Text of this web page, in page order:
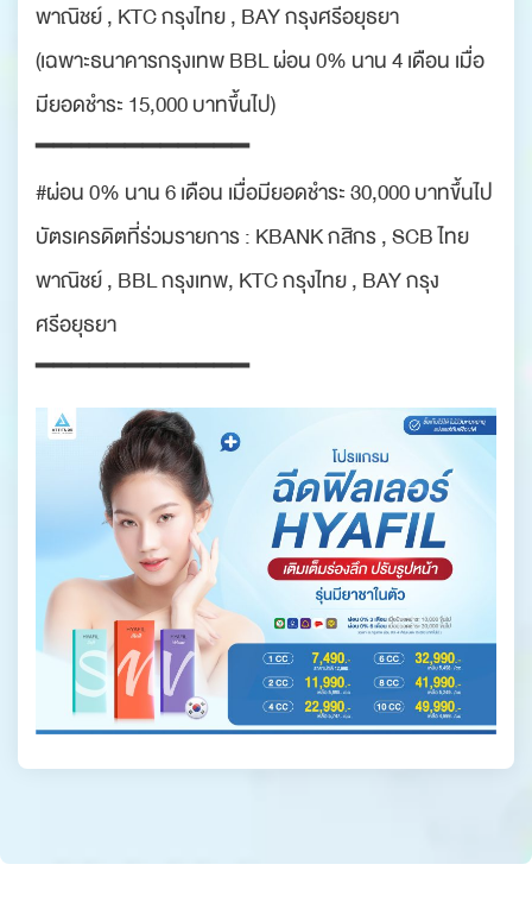
พาณิชย์ , KTC กรุงไทย , BAY กรุงศรีอยุธยา
(เฉพาะธนาคารกรุงเทพ BBL ผ่อน 0% นาน 4 เดือน เมื่อ
มียอดชำระ 15,000 บาทขึ้นไป)
━━━━━━━━━━━━
#ผ่อน 0% นาน 6 เดือน เมื่อมียอดชำระ 30,000 บาทขึ้นไป
บัตรเครดิตที่ร่วมรายการ : KBANK กสิกร , SCB ไทย
พาณิชย์ , BBL กรุงเทพ, KTC กรุงไทย , BAY กรุง
ศรีอยุธยา
━━━━━━━━━━━━